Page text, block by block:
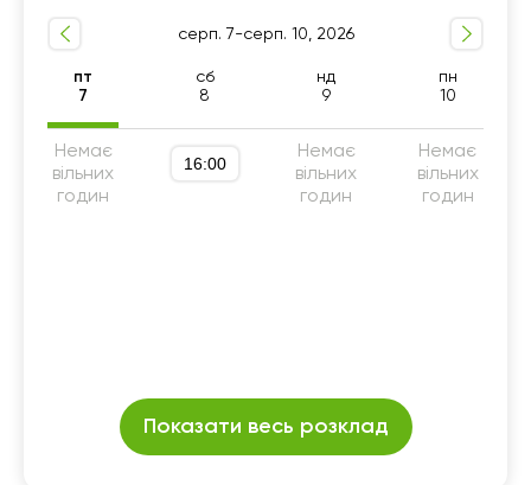
серп. 7-серп. 10, 2026
пт
7
сб
8
нд
9
пн
10
Немає
вільних
годин
16:00
Немає
вільних
годин
Немає
вільних
годин
Показати весь розклад